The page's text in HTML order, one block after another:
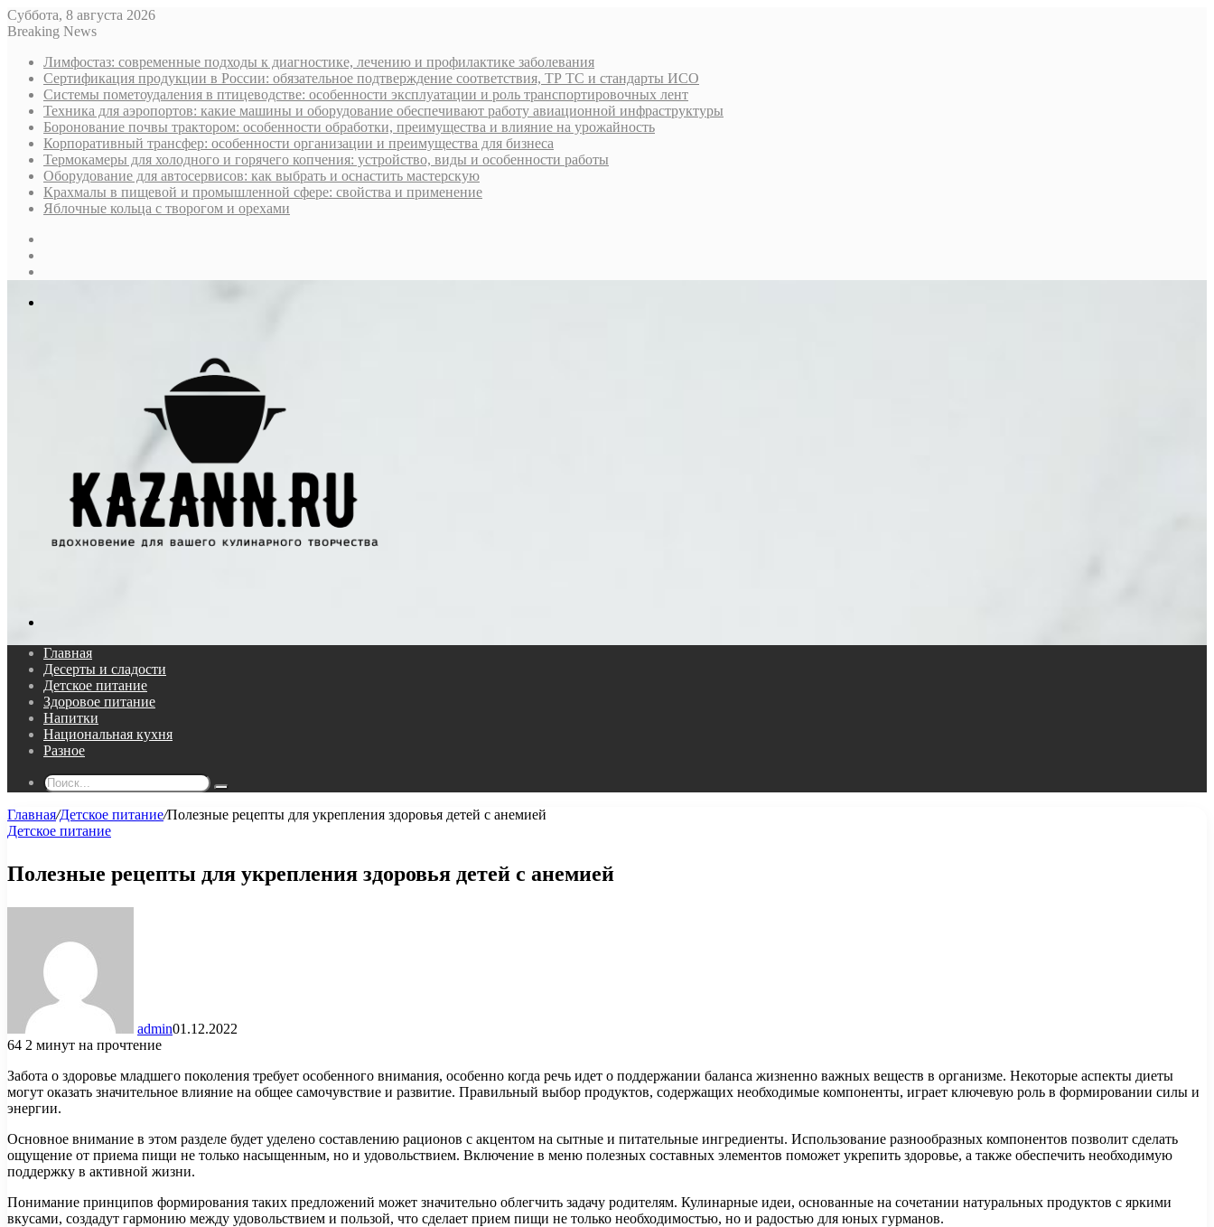
Суббота, 8 августа 2026
Breaking News
Лимфостаз: современные подходы к диагностике, лечению и профилактике заболевания
Сертификация продукции в России: обязательное подтверждение соответствия, ТР ТС и стандарты ИСО
Системы пометоудаления в птицеводстве: особенности эксплуатации и роль транспортировочных лент
Техника для аэропортов: какие машины и оборудование обеспечивают работу авиационной инфраструктуры
Боронование почвы трактором: особенности обработки, преимущества и влияние на урожайность
Корпоративный трансфер: особенности организации и преимущества для бизнеса
Термокамеры для холодного и горячего копчения: устройство, виды и особенности работы
Оборудование для автосервисов: как выбрать и оснастить мастерскую
Крахмалы в пищевой и промышленной сфере: свойства и применение
Яблочные кольца с творогом и орехами
Главная
Десерты и сладости
Детское питание
Здоровое питание
Напитки
Национальная кухня
Разное
Поиск...
Главная/Детское питание/Полезные рецепты для укрепления здоровья детей с анемией
Детское питание
Полезные рецепты для укрепления здоровья детей с анемией
admin01.12.2022
64 2 минут на прочтение
Забота о здоровье младшего поколения требует особенного внимания, особенно когда речь идет о поддержании баланса жизненно важных веществ в организме. Некоторые аспекты диеты
могут оказать значительное влияние на общее самочувствие и развитие. Правильный выбор продуктов, содержащих необходимые компоненты, играет ключевую роль в формировании силы и
энергии.
Основное внимание в этом разделе будет уделено составлению рационов с акцентом на сытные и питательные ингредиенты. Использование разнообразных компонентов позволит сделать
ощущение от приема пищи не только насыщенным, но и удовольствием. Включение в меню полезных составных элементов поможет укрепить здоровье, а также обеспечить необходимую
поддержку в активной жизни.
Понимание принципов формирования таких предложений может значительно облегчить задачу родителям. Кулинарные идеи, основанные на сочетании натуральных продуктов с яркими
вкусами, создадут гармонию между удовольствием и пользой, что сделает прием пищи не только необходимостью, но и радостью для юных гурманов.